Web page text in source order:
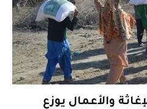
والأعمال يوزع